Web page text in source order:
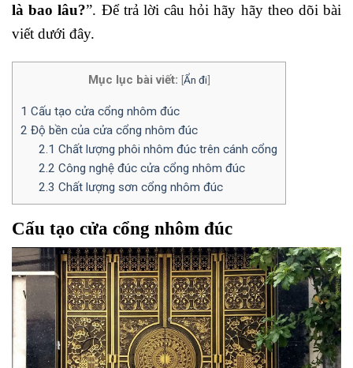
là bao lâu?”. Để trả lời câu hỏi hãy hãy theo dõi bài
viết dưới đây.
Mục lục bài viết: [Ẩn đi]
1 Cấu tạo cửa cổng nhôm đúc
2 Độ bền của cửa cổng nhôm đúc
2.1 Chất lượng phôi nhôm đúc trên cánh cổng
2.2 Công nghệ đúc cửa cổng nhôm đúc
2.3 Chất lượng sơn cổng nhôm đúc
Cấu tạo cửa cổng nhôm đúc